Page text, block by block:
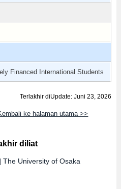
Financed International Students
Terlakhir diUpdate: Juni 23, 2026
ke halaman utama >>
diliat
The University of Osaka